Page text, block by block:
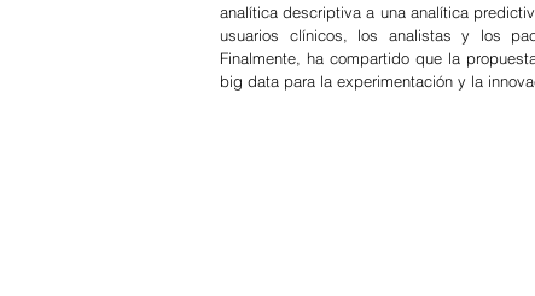
analítica descriptiva a una analítica
usuarios clínicos, los analistas y los
Finalmente, ha compartido que la
big data para la experimentación y la